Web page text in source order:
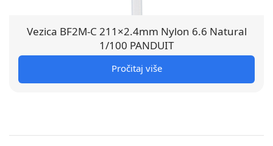
Vezica BF2M-C 211×2.4mm Nylon 6.6 Natural
1/100 PANDUIT
Pročitaj više